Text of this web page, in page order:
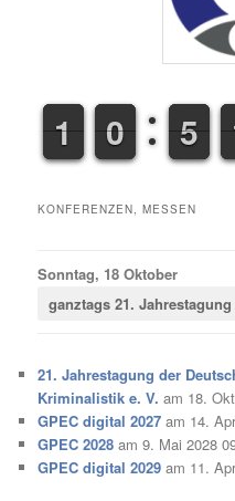
1
1
1
1 9
9
0
0 4
4
5
5
KONFERENZEN, MESSEN
Sonntag, 18 Oktober
ganztags21.
21. Jahrestagung der
Kriminalistik e. V. am 18.
GPEC digital 2027 am 14.
GPEC 2028 am 9. Mai 2028
GPEC digital 2029 am 11.